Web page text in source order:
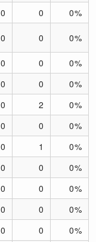
0 0
0%
0 0 0%
0 0
0%
0 0
0%
0 2
0%
0 0
0%
0 1
0%
0 0
0%
0 0
0%
0 0
0%
0 0 0%